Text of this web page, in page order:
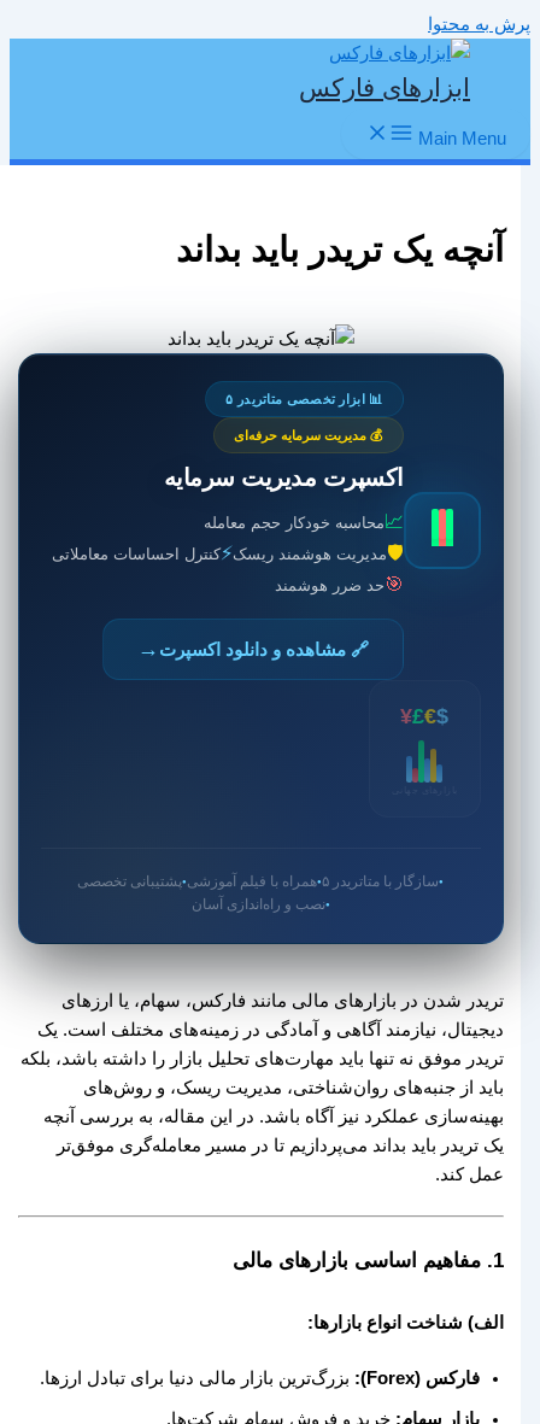
پرش به محتوا
ابزارهای فارکس
Main Menu
آنچه یک تریدر باید بداند
📊 ابزار تخصصی متاتریدر ۵
💰 مدیریت سرمایه حرفه‌ای
اکسپرت مدیریت سرمایه
📈محاسبه خودکار حجم معامله
🛡️ مدیریت هوشمند ریسک⚡کنترل احساسات معاملاتی
🎯حد ضرر هوشمند
🔗 مشاهده و دانلود اکسپرت→
$
€
£
¥
بازارهای جهانی
سازگار با متاتریدر ۵ ●همراه با فیلم آموزشی پشتیبانی تخصصی
نصب و راه‌اندازی آسان
تریدر شدن در بازارهای مالی مانند فارکس، سهام، یا ارزهای
دیجیتال، نیازمند آگاهی و آمادگی در زمینه‌های مختلف است. یک
تریدر موفق نه تنها باید مهارت‌های تحلیل بازار را داشته باشد، بلکه
باید از جنبه‌های روان‌شناختی، مدیریت ریسک، و روش‌های
بهینه‌سازی عملکرد نیز آگاه باشد. در این مقاله، به بررسی آنچه
یک تریدر باید بداند می‌پردازیم تا در مسیر معامله‌گری موفق‌تر
عمل کند.
1. مفاهیم اساسی بازارهای مالی
الف) شناخت انواع بازارها:
فارکس (Forex): بزرگ‌ترین بازار مالی دنیا برای تبادل ارزها.
بازار سهام:خرید و فروش سهام شرکت‌ها.